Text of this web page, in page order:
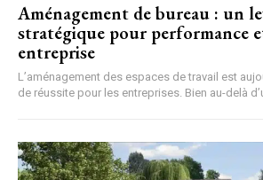
Aménagement de bureau : un
stratégique pour performance
entreprise
L’aménagement des espaces de travail est
de réussite pour les entreprises. Bien au-delà